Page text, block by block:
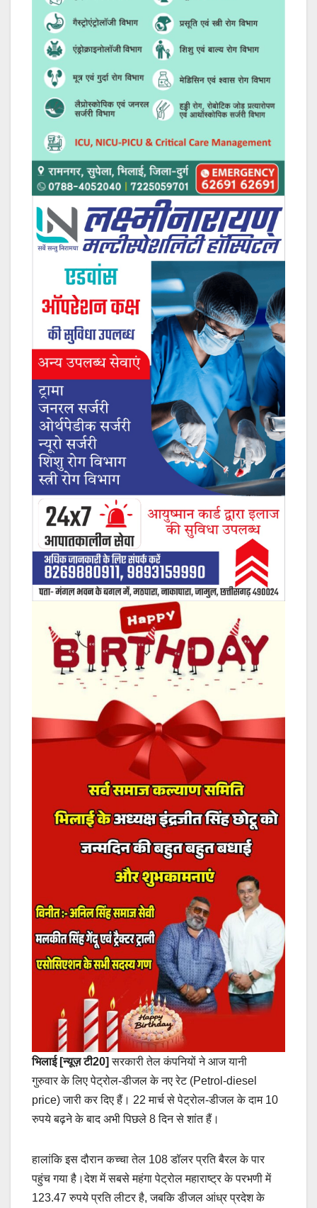
भिलाई [न्यूज़ टी20]सरकारी तेल कंपनियों ने आज यानी
गुरुवार के लिए पेट्रोल-डीजल के नए रेट (Petrol-diesel
price) जारी कर दिए हैं। 22 मार्च से पेट्रोल-डीजल के दाम 10
रुपये बढ़ने के बाद अभी पिछले 8 दिन से शांत हैं।
हालांकि इस दौरान कच्चा तेल 108 डॉलर प्रति बैरल के पार
पहुंच गया है।देश में सबसे महंगा पेट्रोल महाराष्ट्र के परभणी में
123.47 रुपये प्रति लीटर है, जबकि डीजल आंध्र प्रदेश के